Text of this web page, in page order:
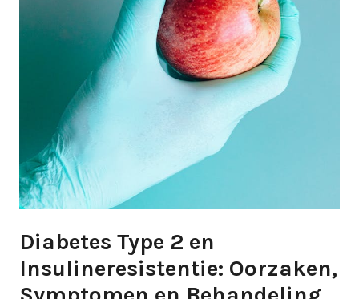
Diabetes Type 2 en
Insulineresistentie: Oorzaken,